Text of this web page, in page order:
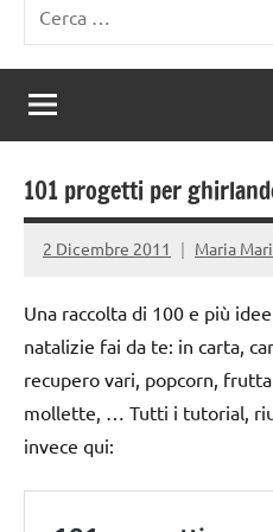
per:
101 progetti per
2 Dicembre 2011 Maria
Una raccolta di 100 e più
natalizie fai da te: in carta,
recupero vari, popcorn, frutta
mollette, … Tutti i tutorial,
invece qui: